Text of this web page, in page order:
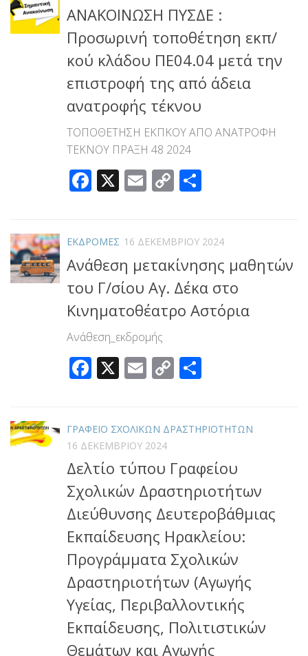
ΑΝΑΚΟΙΝΩΣΗ ΠΥΣΔΕ :
Προσωρινή τοποθέτηση εκπ/
κού κλάδου ΠΕ04.04 μετά την
επιστροφή της από άδεια
ανατροφής τέκνου
ΤΟΠΟΘΕΤΗΣΗ ΕΚΠΚΟΥ ΑΠΟ ΑΝΑΤΡΟΦΗ
ΤΕΚΝΟΥ ΠΡΑΞΗ 48 2024
Facebook
X Email
Copy
ΕΚΔΡΟΜΕΣ 16 ΔΕΚΕΜΒΡΊΟΥ 2024
Ανάθεση μετακίνησης μαθητών
του Γ/σίου Αγ. Δέκα στο
Κινηματοθέατρο Αστόρια
Ανάθεση_εκδρομής
Facebook
X Email
Copy
Link
ΓΡΑΦΕΙΟ ΣΧΟΛΙΚΩΝ ΔΡΑΣΤΗΡΙΟΤΗΤΩΝ
16 ΔΕΚΕΜΒΡΊΟΥ 2024
Δελτίο τύπου Γραφείου
Σχολικών Δραστηριοτήτων
Διεύθυνσης Δευτεροβάθμιας
Εκπαίδευσης Ηρακλείου:
Προγράμματα Σχολικών
Δραστηριοτήτων (Αγωγής
Υγείας, Περιβαλλοντικής
Εκπαίδευσης, Πολιτιστικών
Θεμάτων και Αγωγής